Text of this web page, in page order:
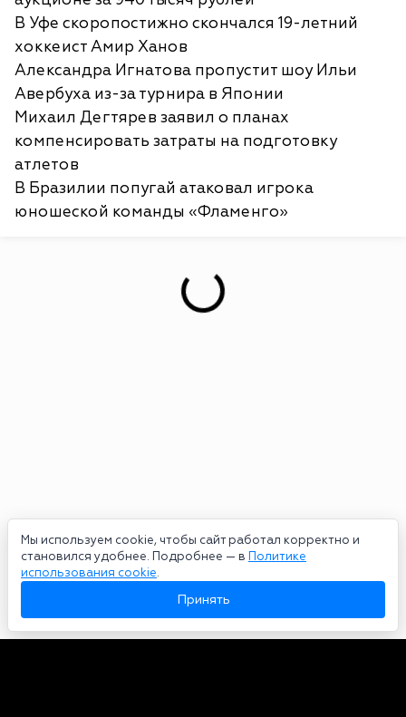
Мы используем cookie, чтобы сайт работал корректно и
становился удобнее. Подробнее — в Политике
использования cookie.
Принять
В Уфе скоропостижно скончался 19-летний
хоккеист Амир Ханов
Александра Игнатова пропустит шоу Ильи
Авербуха из-за турнира в Японии
Михаил Дегтярев заявил о планах
компенсировать затраты на подготовку
атлетов
В Бразилии попугай атаковал игрока
юношеской команды «Фламенго»